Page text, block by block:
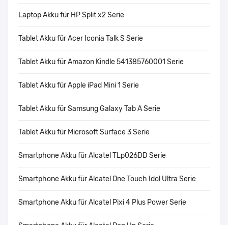
Laptop Akku für HP Split x2 Serie
Tablet Akku für Acer Iconia Talk S Serie
Tablet Akku für Amazon Kindle 541385760001 Serie
Tablet Akku für Apple iPad Mini 1 Serie
Tablet Akku für Samsung Galaxy Tab A Serie
Tablet Akku für Microsoft Surface 3 Serie
Smartphone Akku für Alcatel TLp026DD Serie
Smartphone Akku für Alcatel One Touch Idol Ultra Serie
Smartphone Akku für Alcatel Pixi 4 Plus Power Serie